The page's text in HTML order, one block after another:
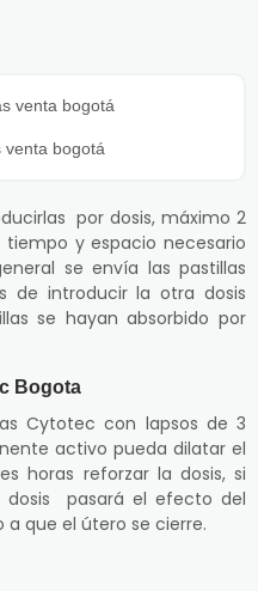
venta bogotá
por dosis, máximo 2
y espacio necesario
se envía las pastillas
de introducir la otra dosis
se hayan absorbido por
Bogota
Cytotec con lapsos de 3
activo pueda dilatar el
horas reforzar la dosis, si
pasará el efecto del
a que el útero se cierre.